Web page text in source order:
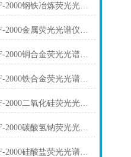
工厂直销DF-2000钢铁冶炼荧光光谱仪技术参数
工厂直销DF-2000金属荧光光谱仪技术参数
工厂直销DF-2000铜合金荧光光谱仪技术参数
工厂直销DF-2000铁合金荧光光谱仪技术参数
工厂直销DF-2000二氧化硅荧光光谱仪技术参数
工厂直销DF-2000碳酸氢钠荧光光谱仪技术参数
工厂直销DF-2000硅酸盐荧光光谱仪技术参数